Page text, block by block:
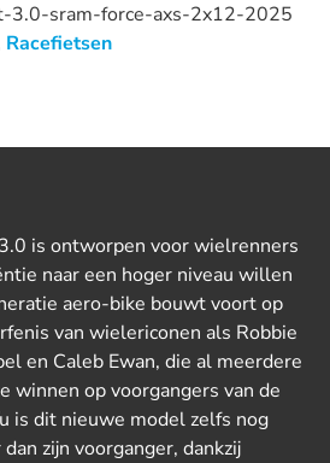
3.0-sram-force-axs-2x12-2025
Racefietsen
is ontworpen voor wielrenners
naar een hoger niveau willen
aero-bike bouwt voort op
van wielericonen als Robbie
en Caleb Ewan, die al meerdere
winnen op voorgangers van de
is dit nieuwe model zelfs nog
zijn voorganger, dankzij